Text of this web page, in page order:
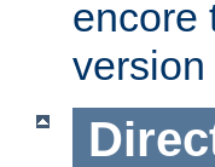
encore